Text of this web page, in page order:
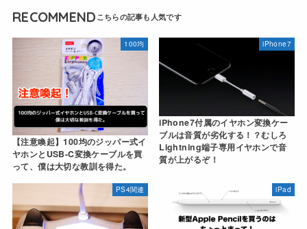
RECOMMEND
100均
【注意喚起】100均のジッパー式イ
ヤホンとUSB-C変換ケーブルを買
って、僕は大切な教訓を得た。
iPhone7
iPhone7付属のイヤホン変換ケー
ブルは音質が劣化する！？むしろ
Lightning端子専用イヤホンで音
質が上がるぞ！
PS4関連 iPad